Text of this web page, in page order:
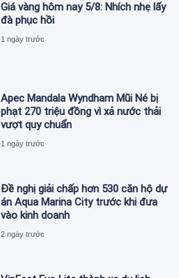
Giá vàng hôm nay 5/8: Nhích nhẹ lấy
đà phục hồi
1 ngày trước
Apec Mandala Wyndham Mũi Né bị
phạt 270 triệu đồng vì xả nước thải
vượt quy chuẩn
1 ngày trước
Đề nghị giải chấp hơn 530 căn hộ dự
án Aqua Marina City trước khi đưa
vào kinh doanh
2 ngày trước